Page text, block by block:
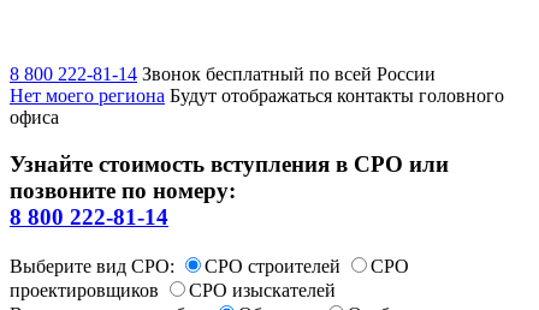
8 800 222-81-14 Звонок бесплатный по всей России
Нет моего региона Будут отображаться контакты головного
офиса
Узнайте стоимость вступления в СРО или
позвоните по номеру:
8 800 222-81-14
Выберите вид СРО: СРО строителей
СРО
проектировщиков
СРО изыскателей